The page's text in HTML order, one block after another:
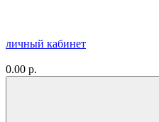
личный кабинет
0.00 р.